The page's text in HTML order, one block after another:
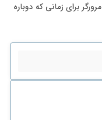
برای زمانی که دوباره